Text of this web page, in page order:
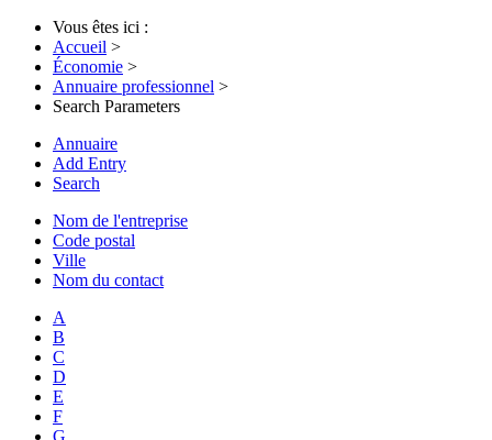
Vous êtes ici :
Accueil >
Économie >
Annuaire professionnel >
Search Parameters
Annuaire
Add Entry
Search
Nom de l'entreprise
Code postal
Ville
Nom du contact
A
B
C
D
E
F
G